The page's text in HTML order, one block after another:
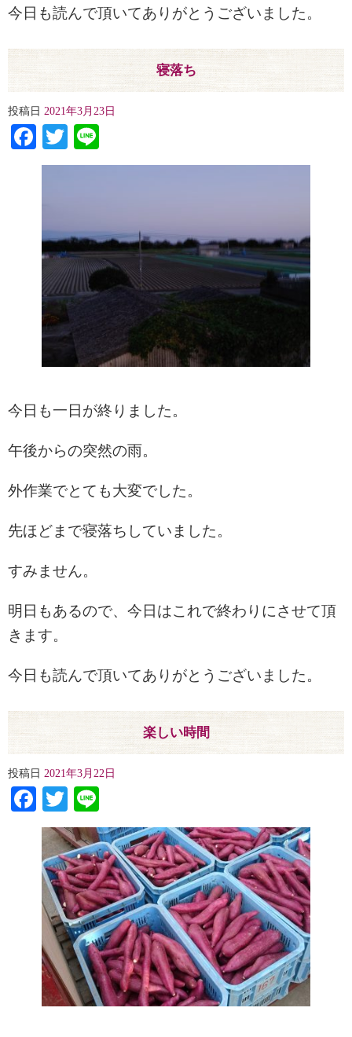
今日も読んで頂いてありがとうございました。
寝落ち
投稿日 2021年3月23日
Facebook
Twitter
今日も一日が終りました。
午後からの突然の雨。
外作業でとても大変でした。
先ほどまで寝落ちしていました。
すみません。
明日もあるので、今日はこれで終わりにさせて頂
きます。
今日も読んで頂いてありがとうございました。
楽しい時間
投稿日 2021年3月22日
Facebook
Twitter